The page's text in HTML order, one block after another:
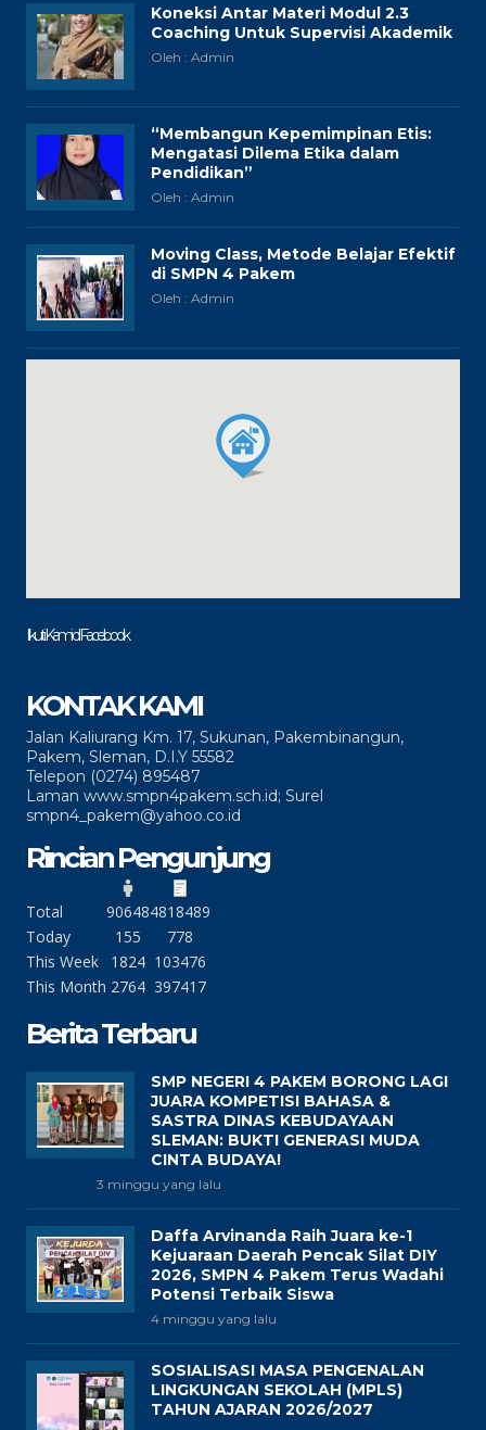
Koneksi Antar Materi Modul 2.3
Coaching Untuk Supervisi Akademik
Oleh : Admin
“Membangun Kepemimpinan Etis:
Mengatasi Dilema Etika dalam
Pendidikan”
Oleh : Admin
Moving Class, Metode Belajar Efektif
di SMPN 4 Pakem
Oleh : Admin
Ikuti Kami di Facebook
KONTAK KAMI
Jalan Kaliurang Km. 17, Sukunan, Pakembinangun,
Pakem, Sleman, D.I.Y 55582
Telepon (0274) 895487
Laman www.smpn4pakem.sch.id; Surel
smpn4_pakem@yahoo.co.id
Rincian Pengunjung
Total 906484818489
Today
155
778
This Week
1824 103476
This Month 2764 397417
Berita Terbaru
SMP NEGERI 4 PAKEM BORONG LAGI
JUARA KOMPETISI BAHASA &
SASTRA DINAS KEBUDAYAAN
SLEMAN: BUKTI GENERASI MUDA
CINTA BUDAYA!
3 minggu yang lalu
Daffa Arvinanda Raih Juara ke-1
Kejuaraan Daerah Pencak Silat DIY
2026, SMPN 4 Pakem Terus Wadahi
Potensi Terbaik Siswa
4 minggu yang lalu
SOSIALISASI MASA PENGENALAN
LINGKUNGAN SEKOLAH (MPLS)
TAHUN AJARAN 2026/2027